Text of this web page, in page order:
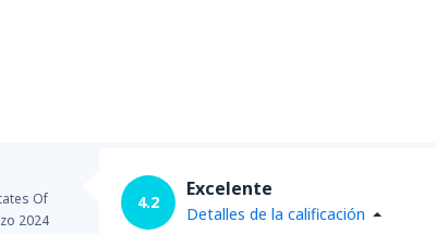
Of
2024
4.2
Excelente
Detalles de la calificación